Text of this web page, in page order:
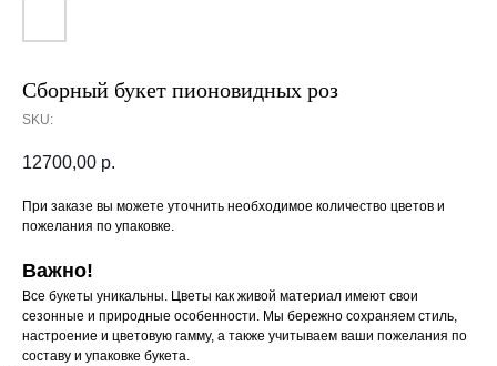
Сборный букет пионовидных роз
SKU:
12700,00 р.
При заказе вы можете уточнить необходимое количество цветов и
пожелания по упаковке.
Важно!
Все букеты уникальны. Цветы как живой материал имеют свои
сезонные и природные особенности. Мы бережно сохраняем стиль,
настроение и цветовую гамму, а также учитываем ваши пожелания по
составу и упаковке букета.